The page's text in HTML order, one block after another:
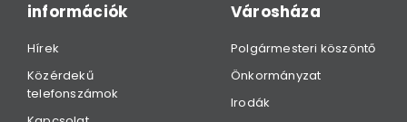
információk
Hírek
Közérdekű
telefonszámok
Városháza
Polgármesteri köszöntő
Önkormányzat
Irodák